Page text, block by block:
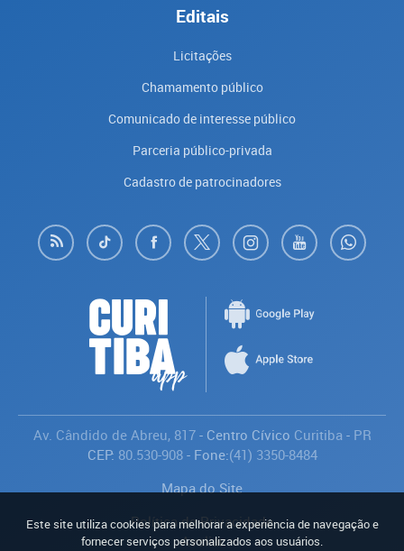
Editais
Licitações
Chamamento público
Comunicado de interesse público
Parceria público-privada
Cadastro de patrocinadores
Av. Cândido de Abreu, 817- Centro Cívico Curitiba - PR
CEP: 80.530-908- Fone:(41) 3350-8484
Mapa do Site
Política de Privacidade
Avaliar
Este site utiliza cookies para melhorar a experiência de navegação e
fornecer serviços personalizados aos usuários.